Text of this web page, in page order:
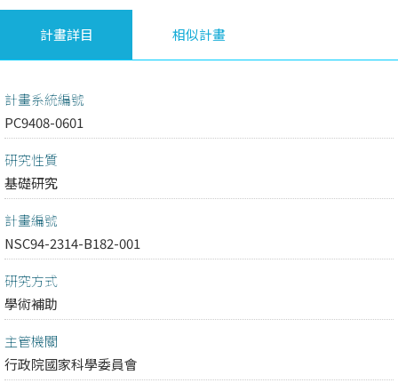
計畫詳目 相似計畫
計畫系統編號
PC9408-0601
研究性質
基礎研究
計畫編號
NSC94-2314-B182-001
研究方式
學術補助
主管機關
行政院國家科學委員會